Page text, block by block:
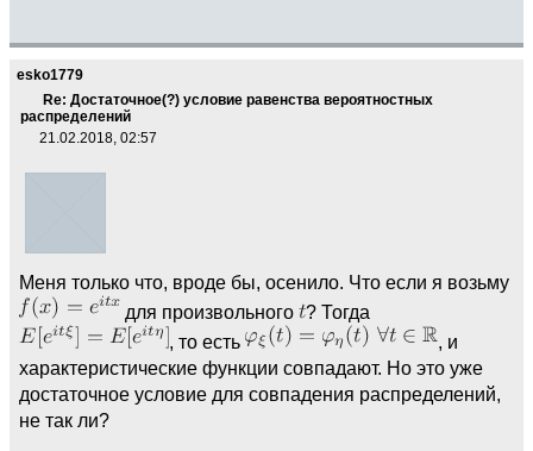
esko1779
Re: Достаточное(?) условие равенства вероятностных
распределений
21.02.2018, 02:57
Меня только что, вроде бы, осенило. Что если я возьму
для произвольного ? Тогда
, то есть
, и
характеристические функции совпадают. Но это уже
достаточное условие для совпадения распределений,
не так ли?